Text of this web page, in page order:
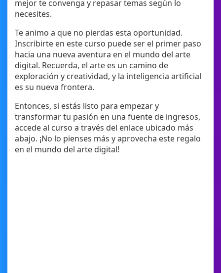
mejor te convenga y repasar temas según lo
necesites.
Te animo a que no pierdas esta oportunidad.
Inscribirte en este curso puede ser el primer paso
hacia una nueva aventura en el mundo del arte
digital. Recuerda, el arte es un camino de
exploración y creatividad, y la inteligencia artificial
es su nueva frontera.
Entonces, si estás listo para empezar y
transformar tu pasión en una fuente de ingresos,
accede al curso a través del enlace ubicado más
abajo. ¡No lo pienses más y aprovecha este regalo
en el mundo del arte digital!